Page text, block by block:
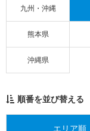
九州・沖縄
熊本県
沖縄県
順番を並び替える
エリア順